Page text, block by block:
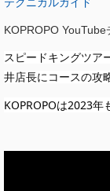
KOPROPO YouTube
スピードキングツア
井店長にコースの攻
KOPROPOは2023年